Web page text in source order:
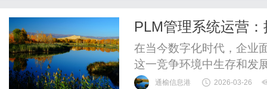
PLM管理系统运营
在当今数字化时代，企业
这一竞争环境中生存和发
理（PLM）系统。PLM系
通榆信息港 2026-03-26